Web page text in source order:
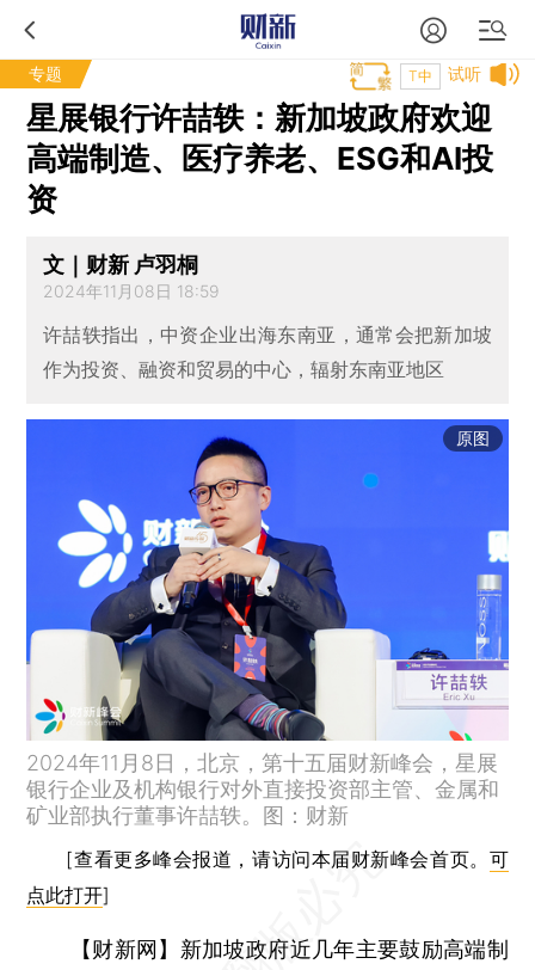
专题 试听
T中
星展银行许喆轶：新加坡政府欢迎
高端制造、医疗养老、ESG和AI投
资
文｜财新 卢羽桐
2024年11月08日 18:59
许喆轶指出，中资企业出海东南亚，通常会把新加坡
作为投资、融资和贸易的中心，辐射东南亚地区
原图
2024年11月8日，北京，第十五届财新峰会，星展
银行企业及机构银行对外直接投资部主管、金属和
矿业部执行董事许喆轶。图：财新
[查看更多峰会报道，请访问本届财新峰会首页。 可
点此打开]
【财新网】 新加坡政府近几年主要鼓励高端制